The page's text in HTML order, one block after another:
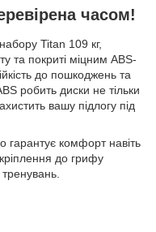
часом!
Titan 109 кг,
та покриті міцним ABS-
до пошкоджень та
робить диски не тільки
вашу підлогу під
гарантує комфорт навіть
до грифу